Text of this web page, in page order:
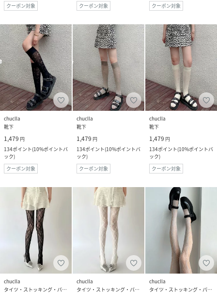
クーポン対象
クーポン対象
クーポン対象
chuclla
靴下
1,479 円
134ポイント(10%ポイントバ
ック)
クーポン対象
chuclla
靴下
1,479 円
134ポイント(10%ポイントバ
ック)
クーポン対象
chuclla
靴下
1,479 円
134ポイント(10%ポイントバ
ック)
クーポン対象
chuclla
タイツ・ストッキング・パンスト
chuclla
タイツ・ストッキング・パンスト
chuclla
タイツ・ストッキング・パンスト